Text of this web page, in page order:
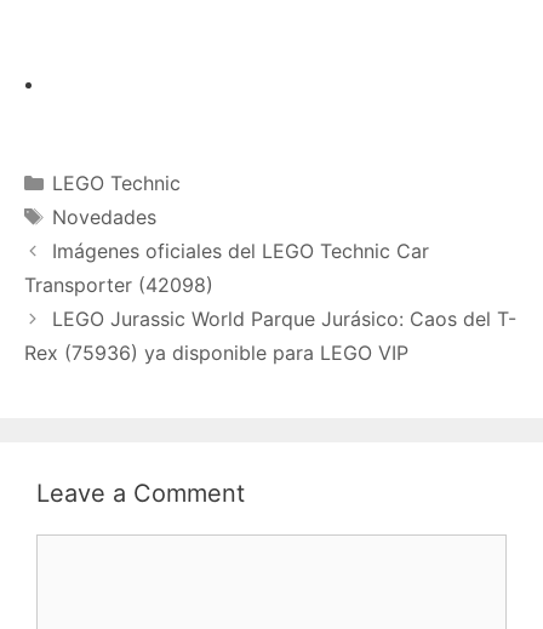
Categories
LEGO Technic
Tags
Novedades
Imágenes oficiales del LEGO Technic Car
Transporter (42098)
LEGO Jurassic World Parque Jurásico: Caos del T-
Rex (75936) ya disponible para LEGO VIP
Leave a Comment